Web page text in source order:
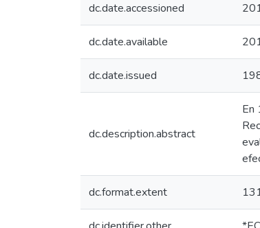
dc.date.accessioned
dc.date.available
dc.date.issued
dc.description.abstract
En
dc.format.extent